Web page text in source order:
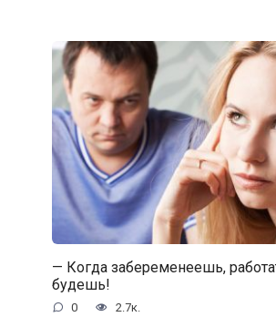
— Когда забеременеешь,
будешь!
0 2.7к.